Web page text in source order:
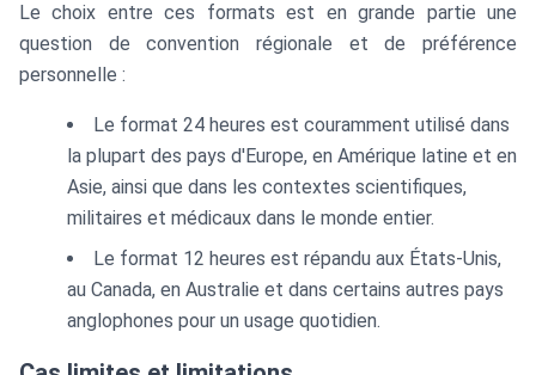
Le choix entre ces formats est en grande partie une
question de convention régionale et de préférence
personnelle :
Le format 24 heures est couramment utilisé dans
la plupart des pays d'Europe, en Amérique latine et en
Asie, ainsi que dans les contextes scientifiques,
militaires et médicaux dans le monde entier.
Le format 12 heures est répandu aux États-Unis,
au Canada, en Australie et dans certains autres pays
anglophones pour un usage quotidien.